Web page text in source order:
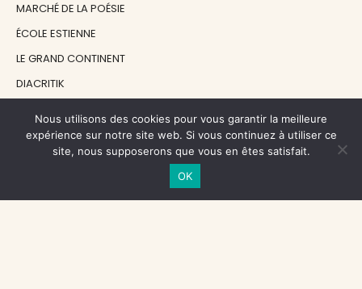
MARCHÉ DE LA POÉSIE
ÉCOLE ESTIENNE
LE GRAND CONTINENT
DIACRITIK
NOS SOUTIENS
CENTRE NATIONAL DU LIVRE
Nous utilisons des cookies pour vous garantir la meilleure
expérience sur notre site web. Si vous continuez à utiliser ce
site, nous supposerons que vous en êtes satisfait.
OK